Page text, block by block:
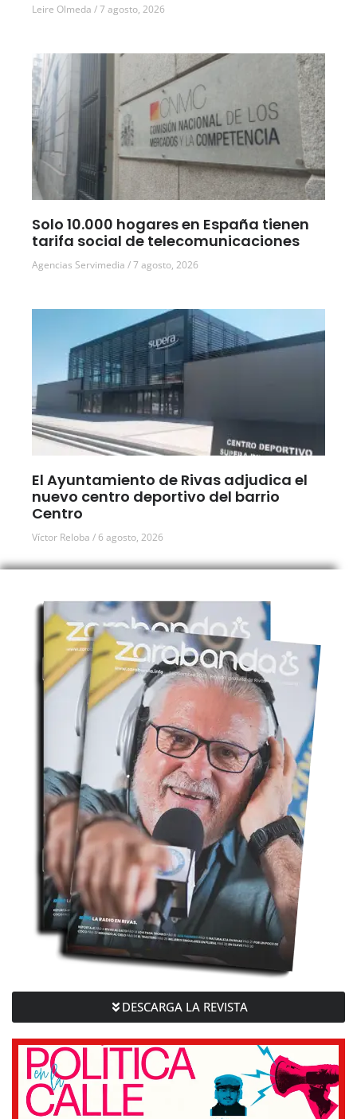
Leire Olmeda 7 agosto, 2026
Solo 10.000 hogares en España tienen
tarifa social de telecomunicaciones
Agencias Servimedia 7 agosto, 2026
El Ayuntamiento de Rivas adjudica el
nuevo centro deportivo del barrio
Centro
Víctor Reloba 6 agosto, 2026
DESCARGA LA REVISTA